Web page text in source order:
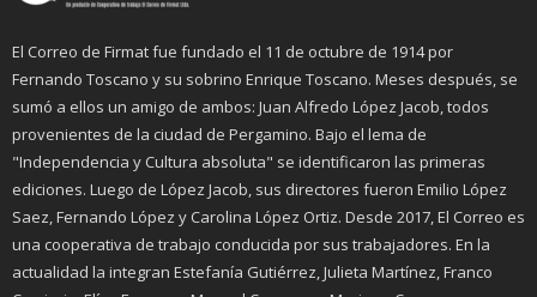
El Correo de Firmat fue fundado el 11 de octubre de 1914 por
Fernando Toscano y su sobrino Enrique Toscano. Meses después, se
sumó a ellos un amigo de ambos: Juan Alfredo López Jacob, todos
provenientes de la ciudad de Pergamino. Bajo el lema de
"Independencia y Cultura absoluta" se identificaron las primeras
ediciones. Luego de López Jacob, sus directores fueron Emilio López
Saez, Fernando López y Carolina López Ortiz. Desde 2017, El Correo es
una cooperativa de trabajo conducida por sus trabajadores. En la
actualidad la integran Estefanía Gutiérrez, Julieta Martínez, Franco